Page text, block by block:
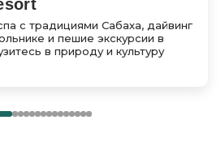
с традициями Сабаха, дайвинг
и пешие экскурсии в
в природу и культуру